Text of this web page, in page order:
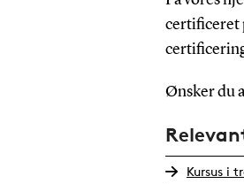
certificeret
Ønsker du
Kursus i